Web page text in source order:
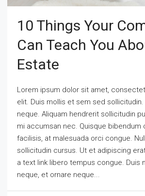
10 Things Your
Can Teach You
Estate
Lorem ipsum dolor sit amet,
elit. Duis mollis et sem sed
neque. Aliquam hendrerit sollicitudin
mi accumsan nec. Quisque bibendum
facilisis, at malesuada orci congue.
sollicitudin cursus. Ut et adipiscing
a text link libero tempus congue. Duis
neque, et ornare neque...